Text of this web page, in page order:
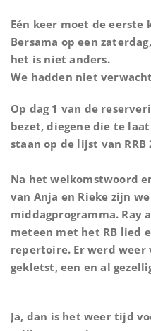
Eén keer moet de eerste
Bersama op een
het is niet anders.
We hadden niet
Op dag 1 van de
bezet, diegene die te
staan op de lijst van RRB
Na het welkomstwoord
van Anja en Rieke zijn
middagprogramma. Ray
meteen met het RB lied
repertoire. Er werd weer
gekletst, een en al
Ja, dan is het weer tijd